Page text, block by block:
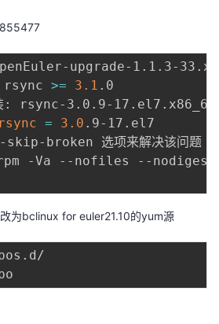
upgrade-1.1.3-
rsync
>= 3.1 .0
: rsync-3.0.9-
rsync = 3.0 .9-17.el7
skip-broken 选项来解决该问题
rpm -Va --nofiles --nodigest
为bclinux for euler21.10的yum源